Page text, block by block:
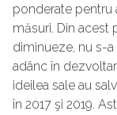
ponderate pentru
măsuri. Din acest
diminueze, nu s-
adânc în
ideilea sale au
în 2017 şi 2019.